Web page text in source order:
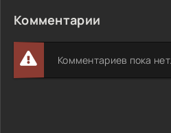
Комментарии
Комментариев пока